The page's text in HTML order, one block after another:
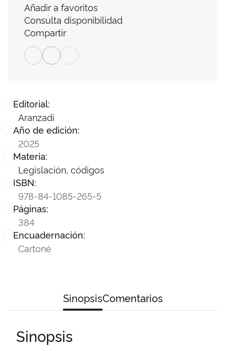
Editorial:
Aranzadi
Año de edición:
2025
Materia:
Legislación, códigos
ISBN:
978-84-1085-265-5
Páginas:
384
Encuadernación:
Cartoné
Añadir a favoritos
Consulta disponibilidad
Compartir
SinopsisComentarios
Sinopsis